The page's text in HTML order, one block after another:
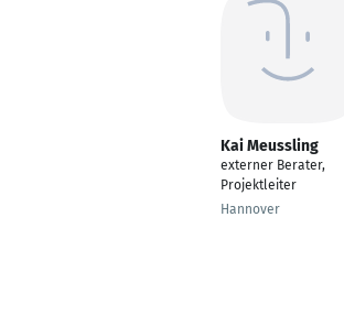
Kai Meussling
externer Berater,
Projektleiter
Hannover